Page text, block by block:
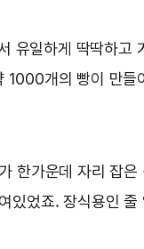
일하게 딱딱하고
개의 빵이 만
가운데 자리 잡
있었죠. 장식용인